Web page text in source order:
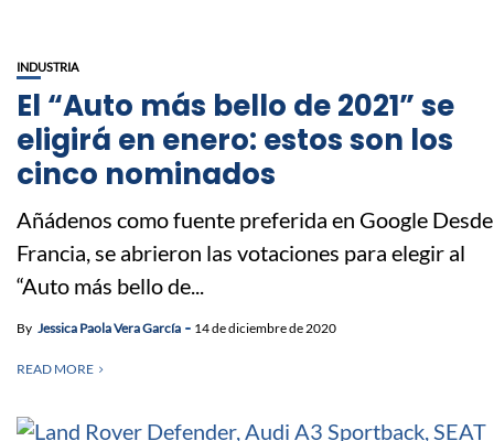
INDUSTRIA
El “Auto más bello de 2021” se
eligirá en enero: estos son los
cinco nominados
Añádenos como fuente preferida en Google Desde
Francia, se abrieron las votaciones para elegir al
“Auto más bello de...
By Jessica Paola Vera García 14 de diciembre de 2020
READ MORE